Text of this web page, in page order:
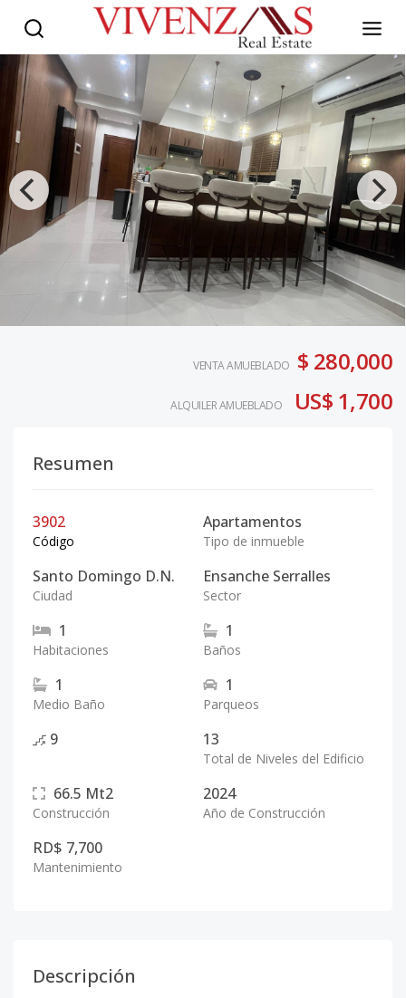
VENTA AMUEBLADO $ 280,000
ALQUILER AMUEBLADO US$ 1,700
Resumen
3902
Código
Apartamentos
Tipo de inmueble
Santo Domingo D.N.
Ciudad
Ensanche Serralles
Sector
1
Habitaciones
1
Baños
1
Medio Baño
1
Parqueos
9 13
Total de Niveles del Edificio
66.5 Mt2
Construcción
2024
Año de Construcción
RD$ 7,700
Mantenimiento
Descripción